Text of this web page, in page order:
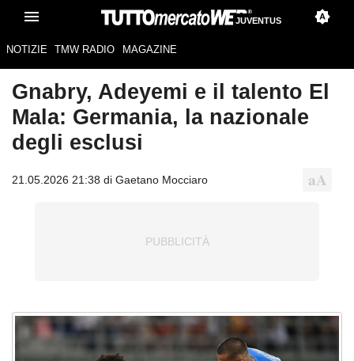
JUVENTUS
NOTIZIE TMW RADIO MAGAZINE
Gnabry, Adeyemi e il talento El
Mala: Germania, la nazionale
degli esclusi
21.05.2026 21:38 di Gaetano Mocciaro